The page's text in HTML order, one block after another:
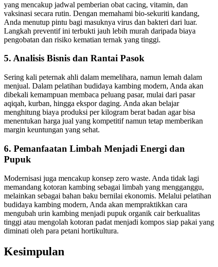
yang mencakup jadwal pemberian obat cacing, vitamin, dan
vaksinasi secara rutin. Dengan memahami bio-sekuriti kandang,
Anda menutup pintu bagi masuknya virus dan bakteri dari luar.
Langkah preventif ini terbukti jauh lebih murah daripada biaya
pengobatan dan risiko kematian ternak yang tinggi.
5. Analisis Bisnis dan Rantai Pasok
Sering kali peternak ahli dalam memelihara, namun lemah dalam
menjual. Dalam pelatihan budidaya kambing modern, Anda akan
dibekali kemampuan membaca peluang pasar, mulai dari pasar
aqiqah, kurban, hingga ekspor daging. Anda akan belajar
menghitung biaya produksi per kilogram berat badan agar bisa
menentukan harga jual yang kompetitif namun tetap memberikan
margin keuntungan yang sehat.
6. Pemanfaatan Limbah Menjadi Energi dan
Pupuk
Modernisasi juga mencakup konsep zero waste. Anda tidak lagi
memandang kotoran kambing sebagai limbah yang mengganggu,
melainkan sebagai bahan baku bernilai ekonomis. Melalui pelatihan
budidaya kambing modern, Anda akan mempraktikkan cara
mengubah urin kambing menjadi pupuk organik cair berkualitas
tinggi atau mengolah kotoran padat menjadi kompos siap pakai yang
diminati oleh para petani hortikultura.
Kesimpulan